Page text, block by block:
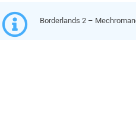
Borderlands 2 –